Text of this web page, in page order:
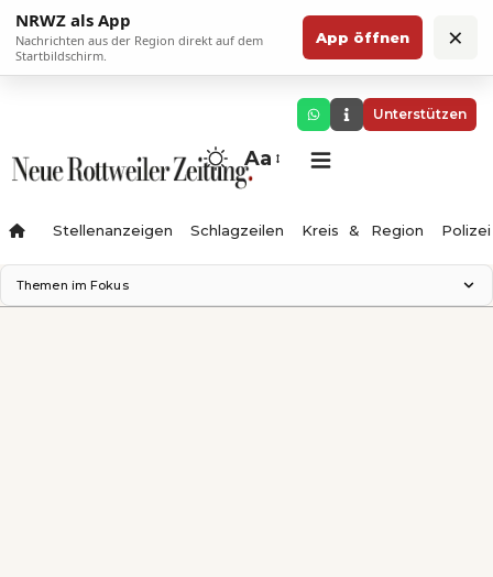
NRWZ als App
Nachrichten aus der Region direkt auf dem
Startbildschirm.
App öffnen ×
Unterstützen
Aa
Stellenanzeigen Schlagzeilen Kreis & Region Polizei
Themen im Fokus